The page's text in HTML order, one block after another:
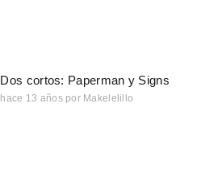
Dos cortos: Paperman y Signs
hace 13 años por Makelelillo